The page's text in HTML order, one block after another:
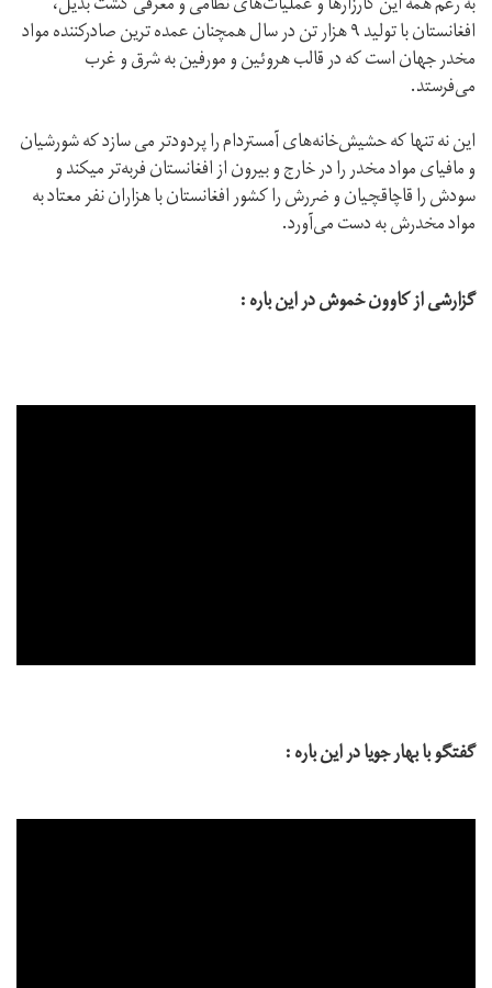
افغانستان با تولید ۹ هزار تن در سال همچنان عمده ترین صادرکننده مواد
مخدر جهان است که در قالب هروئین و مورفین به شرق و غرب
می‌فرستد.
این نه تنها که حشیش‌خانه‌های آمستردام را پردودتر می سازد که شورشیان
و مافیای مواد مخدر را در خارج و بیرون از افغانستان فربه‌تر میکند و
سودش را قاچاقچیان و ضررش را کشور افغانستان با هزاران نفر معتاد به
مواد مخدرش به دست می‌آورد.
گزارشی از کاوون خموش در این باره :
گفتگو با بهار جویا در این باره :